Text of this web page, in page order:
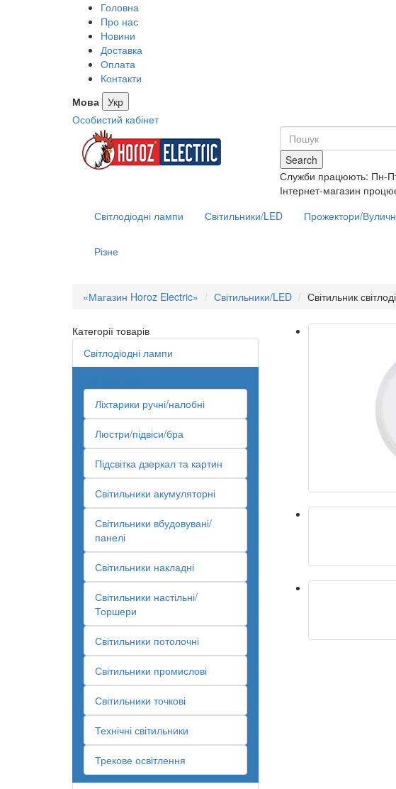
Головна
Про нас
Новини
Доставка
Оплата
Контакти
Мова Укр
Особистий кабінет
Search
Служби працюють: Пн-
Інтернет-магазин
Світлодіодні лампи Світильники/LED Прожектори/
Різне
«Магазин Horoz Electric» Світильники/LED Світильник
Категорії товарів
Світлодіодні лампи
Ліхтарики ручні/налобні
Люстри/підвіси/бра
Підсвітка дзеркал та картин
Світильники акумуляторні
Світильники вбудовувані/
панелі
Світильники накладні
Світильники настільні/
Торшери
Світильники потолочні
Світильники промислові
Світильники точкові
Технічні світильники
Трекове освітлення